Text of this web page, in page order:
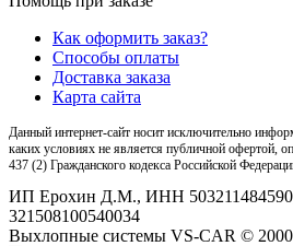
Как оформить заказ?
Способы оплаты
Доставка заказа
Карта сайта
Данный интернет-сайт носит исключительно
каких условиях не является публичной офертой,
437 (2) Гражданского кодекса Российской
ИП Ерохин Д.М., ИНН
321508100540034
Выхлопные системы VS-CAR ©